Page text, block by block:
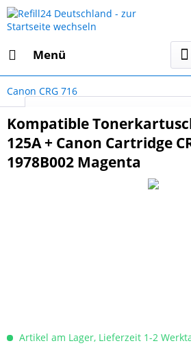
Menü
Canon CRG 716
Kompatible
125A + Canon Cartridge
1978B002 Magenta
Artikel am Lager, Lieferzeit 1-2